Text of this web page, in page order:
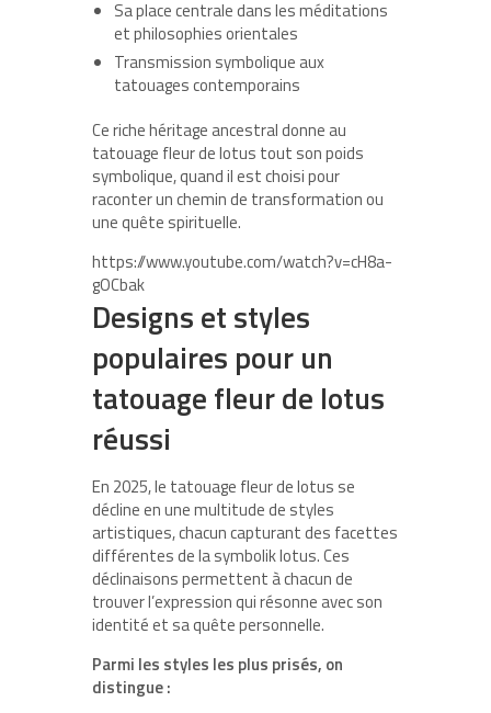
Sa place centrale dans les méditations
et philosophies orientales
Transmission symbolique aux
tatouages contemporains
Ce riche héritage ancestral donne au
tatouage fleur de lotus tout son poids
symbolique, quand il est choisi pour
raconter un chemin de transformation ou
une quête spirituelle.
https://www.youtube.com/watch?v=cH8a-
gOCbak
Designs et styles
populaires pour un
tatouage fleur de lotus
réussi
En 2025, le tatouage fleur de lotus se
décline en une multitude de styles
artistiques, chacun capturant des facettes
différentes de la symbolik lotus. Ces
déclinaisons permettent à chacun de
trouver l’expression qui résonne avec son
identité et sa quête personnelle.
Parmi les styles les plus prisés, on
distingue :